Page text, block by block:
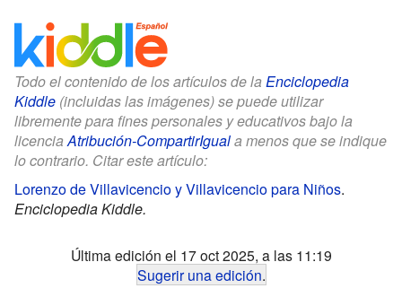
Todo el contenido de los artículos de la Enciclopedia
Kiddle (incluidas las imágenes) se puede utilizar
libremente para fines personales y educativos bajo la
licenciaAtribución-CompartirIguala menos que se indique
lo contrario. Citar este artículo:
Lorenzo de Villavicencio y Villavicencio para Niños.
Enciclopedia Kiddle.
Última edición el 17 oct 2025, a las 11:19
Sugerir una edición.